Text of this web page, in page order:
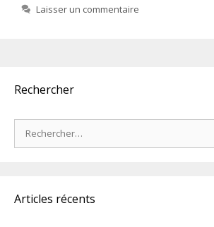
Laisser un commentaire
Rechercher
Articles récents